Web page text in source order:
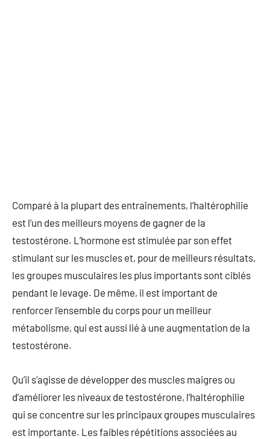
Comparé à la plupart des entraînements, l’haltérophilie
est l’un des meilleurs moyens de gagner de la
testostérone. L’hormone est stimulée par son effet
stimulant sur les muscles et, pour de meilleurs résultats,
les groupes musculaires les plus importants sont ciblés
pendant le levage. De même, il est important de
renforcer l’ensemble du corps pour un meilleur
métabolisme, qui est aussi lié à une augmentation de la
testostérone.
Qu’il s’agisse de développer des muscles maigres ou
d’améliorer les niveaux de testostérone, l’haltérophilie
qui se concentre sur les principaux groupes musculaires
est importante. Les faibles répétitions associées au